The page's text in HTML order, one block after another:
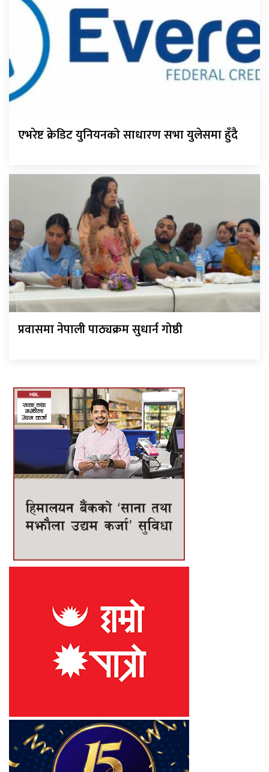
एभरेष्ट क्रेडिट युनियनको साधारण सभा युलेसमा हुँदै
प्रवासमा नेपाली पाठ्यक्रम सुधार्न गोष्ठी